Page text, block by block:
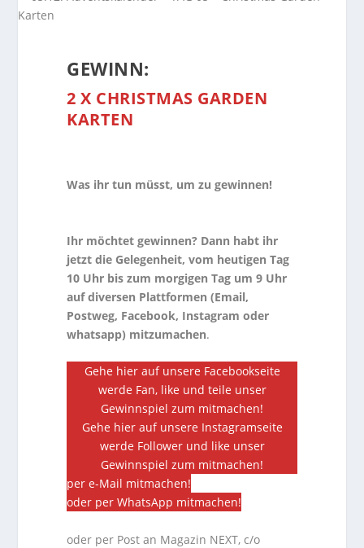
GEWINN:
2 X CHRISTMAS GARDEN
KARTEN
Was ihr tun müsst, um zu gewinnen!
Ihr möchtet gewinnen? Dann habt ihr
jetzt die Gelegenheit, vom heutigen Tag
10 Uhr bis zum morgigen Tag um 9 Uhr
auf diversen Plattformen (Email,
Postweg, Facebook, Instagram oder
whatsapp) mitzumachen.
Gehe hier auf unsere Facebookseite
werde Fan, like und teile unser
Gewinnspiel zum mitmachen!
Gehe hier auf unsere Instagramseite
werde Follower und like unser
Gewinnspiel zum mitmachen!
per e-Mail mitmachen!
oder per WhatsApp mitmachen!
oder per Post an Magazin NEXT, c/o